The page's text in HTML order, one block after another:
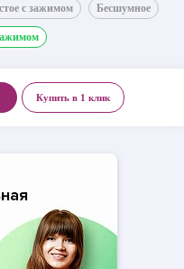
с зажимом Бесшумное
Купить в 1 клик